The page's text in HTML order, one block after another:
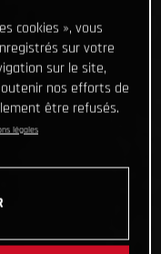
cookies », vous
sur votre
sur le site,
nos efforts de
être refusés.
légales